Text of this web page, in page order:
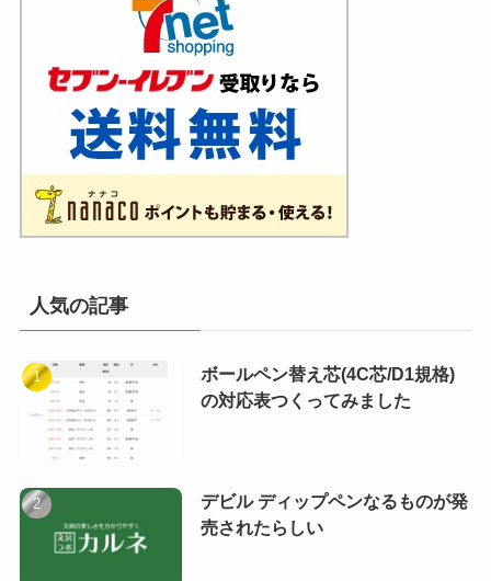
人気の記事
ボールペン替え芯(4C芯/D1規格)
の対応表つくってみました
デビル ディップペンなるものが発
売されたらしい